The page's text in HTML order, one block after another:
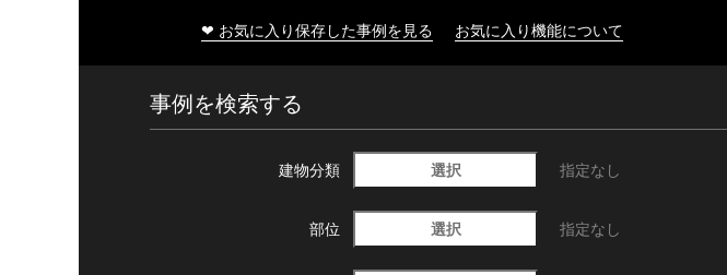
❤ お気に入り保存した事例を見る お気に入り機能について
事例を検索する
建物分類 選択 指定なし
部位 選択 指定なし